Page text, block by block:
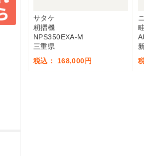
サタケ
籾摺機
NPS350EXA-M
三重県
税込： 168,000円